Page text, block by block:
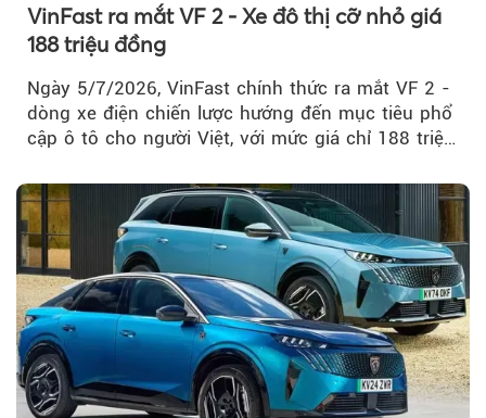
VinFast ra mắt VF 2 - Xe đô thị cỡ nhỏ giá
188 triệu đồng
Ngày 5/7/2026, VinFast chính thức ra mắt VF 2 -
dòng xe điện chiến lược hướng đến mục tiêu phổ
cập ô tô cho người Việt, với mức giá chỉ 188 triệu